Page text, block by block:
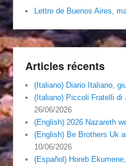
Lettre de Buenos Aires,
Articles récents
(Italiano) Diario Italiano,
(Italiano) Piccoli Fratelli di
26/06/2026
(English) 2026 Nazareth
(English) Be Brothers Uk
10/06/2026
(Español) Horeb